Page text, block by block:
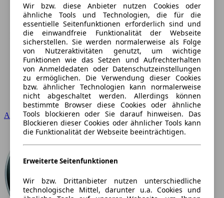
Audi
Wir bzw. diese Anbieter nutzen Cookies oder
ähnliche Tools und Technologien, die für die
essentielle Seitenfunktionen erforderlich sind und
die einwandfreie Funktionalität der Webseite
sicherstellen. Sie werden normalerweise als Folge
von Nutzeraktivitäten genutzt, um wichtige
Funktionen wie das Setzen und Aufrechterhalten
von Anmeldedaten oder Datenschutzeinstellungen
zu ermöglichen. Die Verwendung dieser Cookies
bzw. ähnlicher Technologien kann normalerweise
nicht abgeschaltet werden. Allerdings können
bestimmte Browser diese Cookies oder ähnliche
Tools blockieren oder Sie darauf hinweisen. Das
Blockieren dieser Cookies oder ähnlicher Tools kann
die Funktionalität der Webseite beeinträchtigen.
Erweiterte Seitenfunktionen
Wir bzw. Drittanbieter nutzen unterschiedliche
technologische Mittel, darunter u.a. Cookies und